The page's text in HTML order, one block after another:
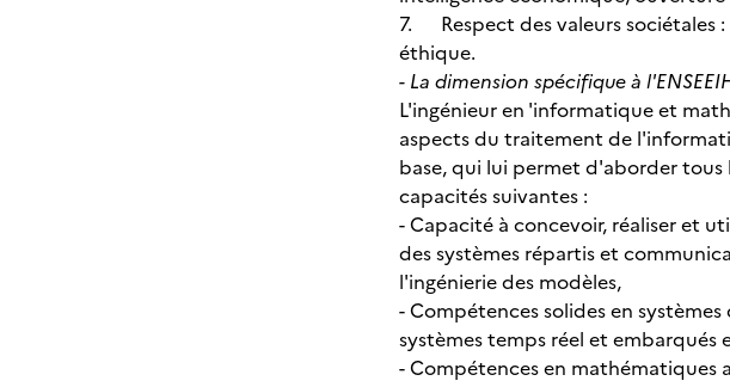
7. Respect des valeurs sociétales
éthique.
- La dimension spécifique à
L'ingénieur en 'informatique et
aspects du traitement de
base, qui lui permet d'aborder tous
capacités suivantes :
- Capacité à concevoir, réaliser et
des systèmes répartis et
l'ingénierie des modèles,
- Compétences solides en
systèmes temps réel et embarqués
- Compétences en mathématiques